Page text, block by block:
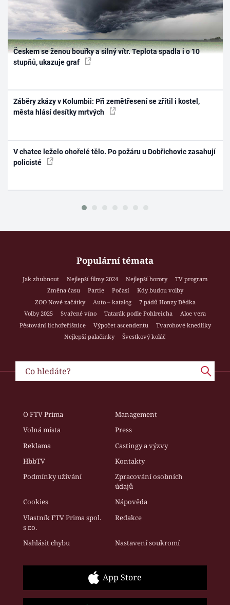
Českem se ženou bouřky a silný vítr. Teplota spadla i o 10
stupňů, ukazuje graf
Záběry zkázy v Kolumbii: Při zemětřesení se zřítil i kostel,
města hlásí desítky mrtvých
V chatce leželo ohořelé tělo. Po požáru u Dobřichovic zasahují
policisté
Populární témata
Jak zhubnout Nejlepší filmy 2024 Nejlepší horory
TV program
Změna času
Partie Počasí
Kdy budou volby
ZOO Nové začátky
Auto – katalog
7 pádů Honzy Dědka
Volby 2025
Svařené víno Tatarák podle Pohlreicha
Aloe vera
Pěstování lichořeřišnice
Výpočet ascendentu
Tvarohové knedlíky
Nejlepší palačinky
Švestkový koláč
O FTV Prima
Management
Volná místa
Press
Reklama
Castingy a výzvy
HbbTV
Kontakty
Podmínky užívání
Zpracování osobních
údajů
Cookies
Nápověda
Vlastník FTV Prima spol.
s r.o.
Redakce
Nahlásit chybu Nastavení soukromí
App Store